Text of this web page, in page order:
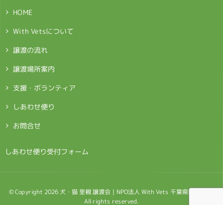
HOME
With Vetsについて
譲渡の流れ
譲渡場所案内
支援・ボランティア
しあわせ便り
お問合せ
しあわせ便り受付フォーム
© Copyright 2026 犬・猫 里親 譲渡会｜NPO法人 With Vets 千葉県鎌ケ谷市.
All rights reserved.